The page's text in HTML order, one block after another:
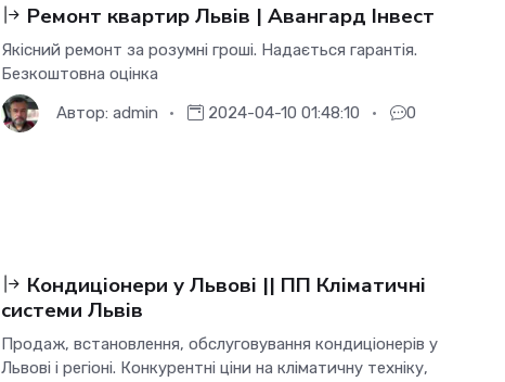
Ремонт квартир Львів | Авангард Інвест
Якісний ремонт за розумні гроші. Надається гарантія.
Безкоштовна оцінка
Автор: admin 2024-04-10 01:48:10 0
Кондиціонери у Львові || ПП Кліматичні
системи Львів
Продаж, встановлення, обслуговування кондиціонерів у
Львові і регіоні. Конкурентні ціни на кліматичну техніку,